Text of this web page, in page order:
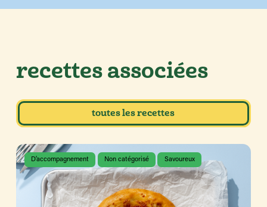
recettes associées
toutes les recettes
D’accompagnement Non catégorisé Savoureux